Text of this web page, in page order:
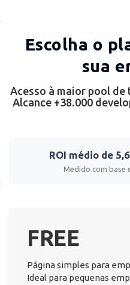
Escolha o
sua
Acesso à maior pool
Alcance +38.000
ROI médio de
Medido com base
FREE
Página simples para
Ideal para pequenas